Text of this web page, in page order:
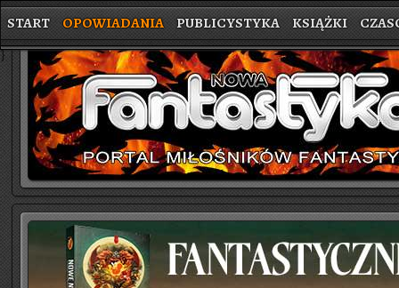
START OPOWIADANIA PUBLICYSTYKA KSIĄŻKI
}